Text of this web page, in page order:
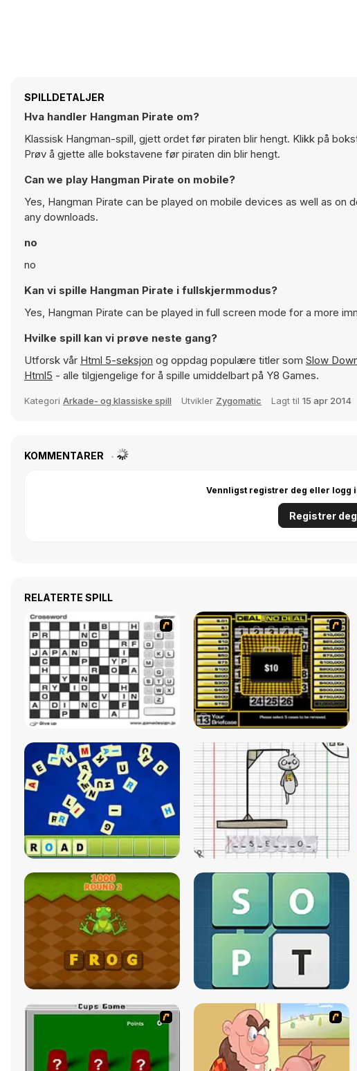
SPILLDETALJER
Hva handler Hangman Pirate om?
Klassisk Hangman-spill, gjett ordet før piraten blir hengt. Klikk på
Prøv å gjette alle bokstavene før piraten din blir hengt.
Can we play Hangman Pirate on mobile?
Yes, Hangman Pirate can be played on mobile devices as well as
any downloads.
no
no
Kan vi spille Hangman Pirate i fullskjermmodus?
Yes, Hangman Pirate can be played in full screen mode for a more
Hvilke spill kan vi prøve neste gang?
Utforsk vår Html 5-seksjon og oppdag populære titler som Slow
Html5 - alle tilgjengelige for å spille umiddelbart på Y8 Games.
Kategori Arkade- og klassiske spill Utvikler Zygomatic Lagt til 15 apr 2014
KOMMENTARER
Vennligst registrer deg eller logg
Registrer deg
RELATERTE SPILL